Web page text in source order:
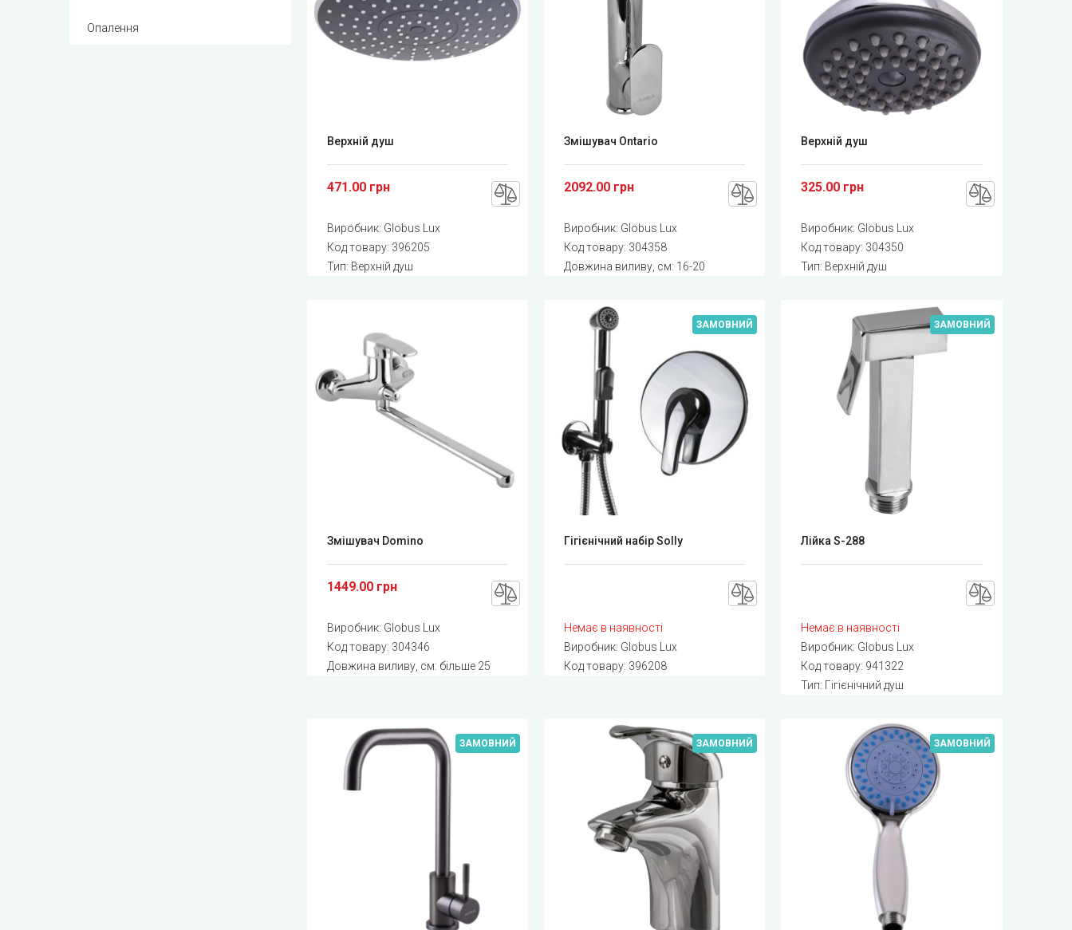
Опалення
Верхній душ
471.00 грн
Виробник: Globus Lux
Код товару: 396205
Тип: Верхній душ
Змішувач Ontario
2092.00 грн
Виробник: Globus Lux
Код товару: 304358
Довжина виливу, см: 16-20
Верхній душ
325.00 грн
Виробник: Globus Lux
Код товару: 304350
Тип: Верхній душ
Змішувач Domino
1449.00 грн
Виробник: Globus Lux
Код товару: 304346
Довжина виливу, см: більше 25
ЗАМОВНИЙ
Гігієнічний набір Solly
Немає в наявності
Виробник: Globus Lux
Код товару: 396208
ЗАМОВНИЙ
Лійка S-288
Немає в наявності
Виробник: Globus Lux
Код товару: 941322
Тип: Гігієнічний душ
ЗАМОВНИЙ ЗАМОВНИЙ ЗАМОВНИЙ